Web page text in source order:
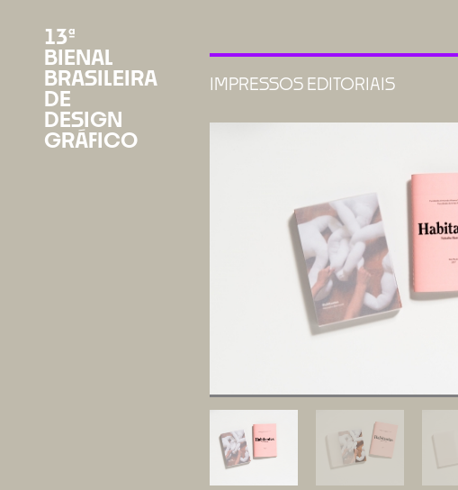
13ª
BIENAL
BRASILEIRA
DE
DESIGN
GRÁFICO
IMPRESSOS EDITORIAIS